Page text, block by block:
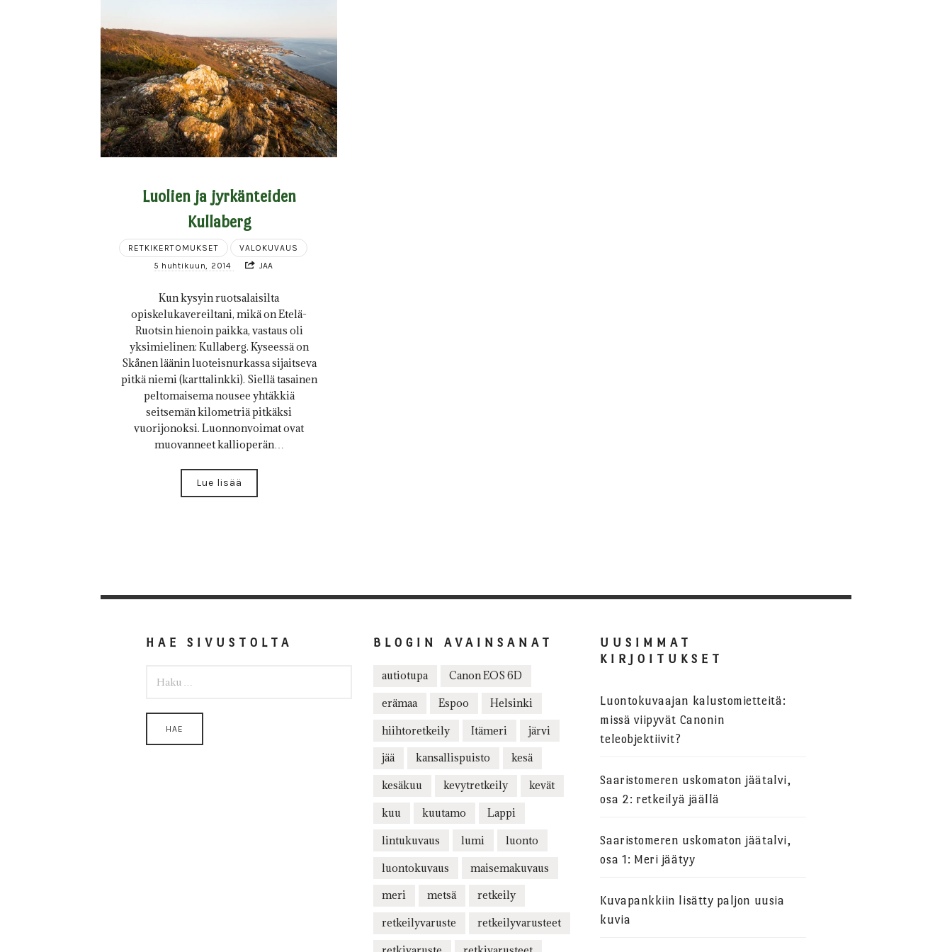
Luolien ja jyrkänteiden
Kullaberg
RETKIKERTOMUKSET
VALOKUVAUS
5 huhtikuun, 2014
JAA
Kun kysyin ruotsalaisilta
opiskelukavereiltani, mikä on Etelä-
Ruotsin hienoin paikka, vastaus oli
yksimielinen: Kullaberg. Kyseessä on
Skånen läänin luoteisnurkassa sijaitseva
pitkä niemi (karttalinkki). Siellä tasainen
peltomaisema nousee yhtäkkiä
seitsemän kilometriä pitkäksi
vuorijonoksi. Luonnonvoimat ovat
muovanneet kallioperän…
Lue lisää
HAE SIVUSTOLTA BLOGIN AVAINSANAT
autiotupa Canon EOS 6D
erämaa Espoo Helsinki
hiihtoretkeily Itämeri järvi
jää kansallispuisto kesä
kesäkuu kevytretkeily kevät
kuu kuutamo Lappi
lintukuvaus lumi luonto
luontokuvaus maisemakuvaus
meri metsä retkeily
retkeilyvaruste retkeilyvarusteet
UUSIMMAT
KIRJOITUKSET
Luontokuvaajan kalustomietteitä:
missä viipyvät Canonin
teleobjektiivit?
Saaristomeren uskomaton jäätalvi,
osa 2: retkeilyä jäällä
Saaristomeren uskomaton jäätalvi,
osa 1: Meri jäätyy
Kuvapankkiin lisätty paljon uusia
kuvia